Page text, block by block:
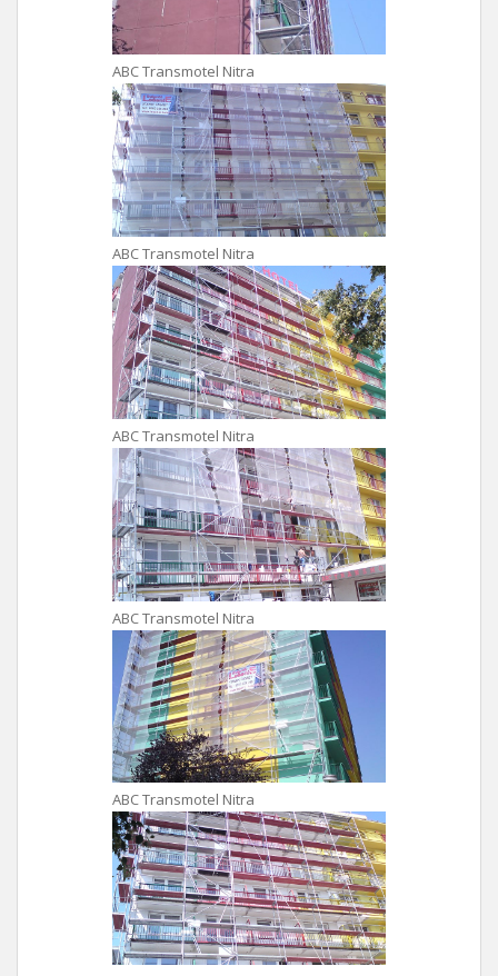
ABC Transmotel Nitra
ABC Transmotel Nitra
ABC Transmotel Nitra
ABC Transmotel Nitra
ABC Transmotel Nitra